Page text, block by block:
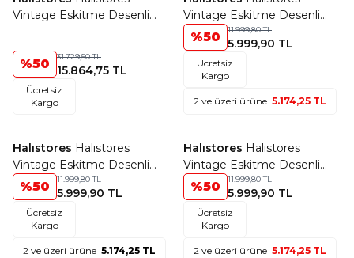
Favorilere Ekle
Vintage Eskitme Desenli
Makine Halısı Shr 03 Bej
%50 31.729,50TL
15.864,75 TL
Ücretsiz
Kargo
Favorilere Ekle
Vintage Eskitme Desenli
Modern Yumuşak Dokulu
Makine Halısı Shr 03 Kırmızı
%50 11.999,80TL
5.999,90 TL
Ücretsiz
Kargo
2 ve üzeri ürüne 5.174,25 TL
Yeni Ürün
Favorilere Ekle
Halıstores Halıstores
Vintage Eskitme Desenli
Modern Yumuşak Dokulu
Makine Halısı Shr 02 Yeşil
%50 11.999,80TL
5.999,90 TL
Ücretsiz
Kargo
2 ve üzeri ürüne 5.174,25 TL
Yeni Ürün
Favorilere Ekle
Halıstores Halıstores
Vintage Eskitme Desenli
Modern Yumuşak Dokulu
Makine Halısı Shr 03 Lacivert
%50 11.999,80TL
5.999,90 TL
Ücretsiz
Kargo
2 ve üzeri ürüne 5.174,25 TL